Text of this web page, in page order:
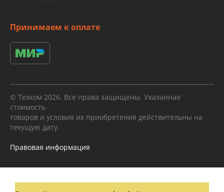
Принимаем к оплате
© Техком 2026. Все права защищены. Указанная
стоимость
товаров и условия их приобретения действительны на
текущую дату.
Правовая информация